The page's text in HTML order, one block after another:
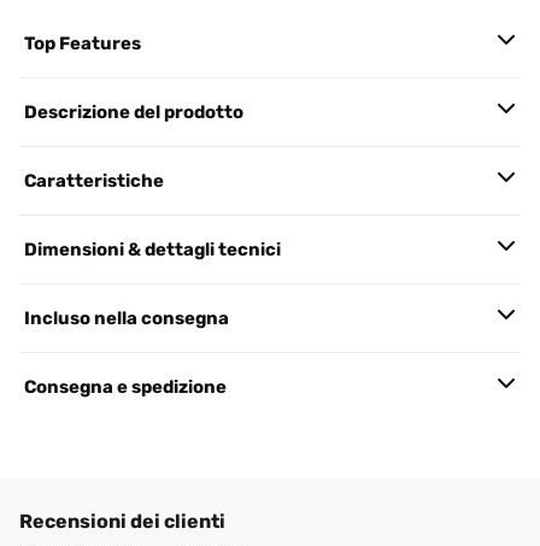
Top Features
Descrizione del prodotto
Caratteristiche
Dimensioni & dettagli tecnici
Incluso nella consegna
Consegna e spedizione
Recensioni dei clienti